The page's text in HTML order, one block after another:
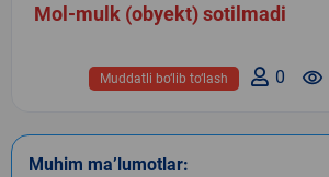
Mol-mulk (obyekt) sotilmadi
remove_red_eye
0
Muddatli bo‘lib to‘lash
Muhim ma’lumotlar: